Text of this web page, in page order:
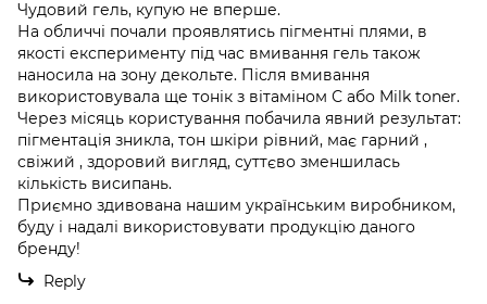
Чудовий гель, купую не вперше.
На обличчі почали проявлятись пігментні плями, в
якості експерименту під час вмивання гель також
наносила на зону декольте. Після вмивання
використовувала ще тонік з вітаміном С або Milk toner.
Через місяць користування побачила явний результат:
пігментація зникла, тон шкіри рівний, має гарний ,
свіжий , здоровий вигляд, суттєво зменшилась
кількість висипань.
Приємно здивована нашим українським виробником,
буду і надалі використовувати продукцію даного
бренду!
Reply